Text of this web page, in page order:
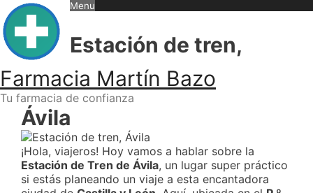
Skip
to
content
Farmacia Martín Bazo
Tu farmacia de confianza
Menu
Estación de tren,
Ávila
¡Hola, viajeros! Hoy vamos a hablar sobre la
Estación de Tren de Ávila, un lugar super práctico
si estás planeando un viaje a esta encantadora